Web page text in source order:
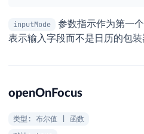
inputMode 参数指示作为第一
表示输入字段而不是日历的包装
openOnFocus
类型: 布尔值 | 函数